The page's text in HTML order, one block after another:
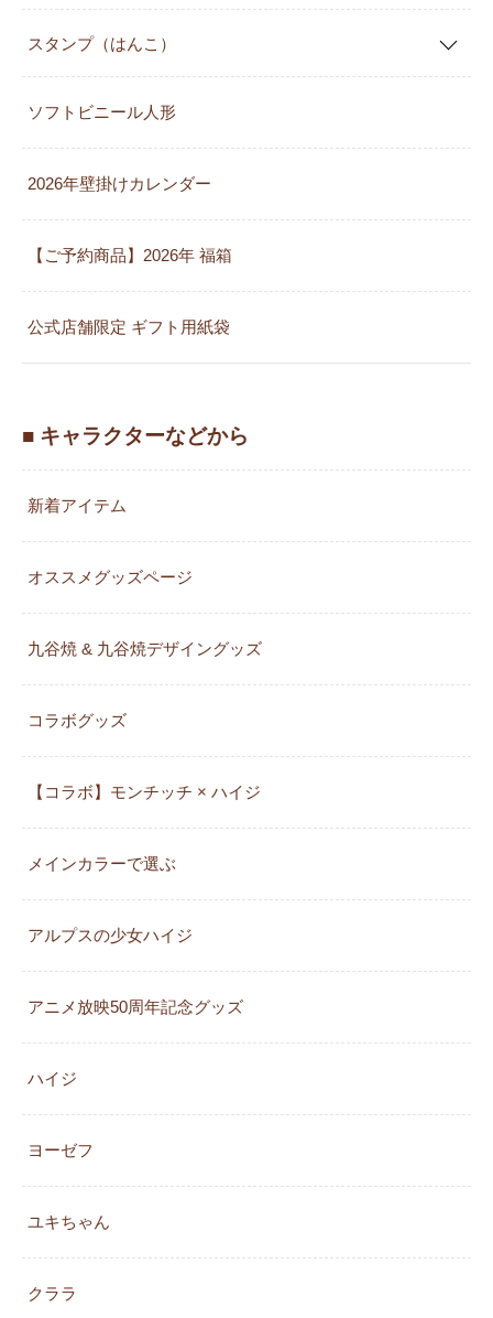
スタンプ（はんこ）
ソフトビニール人形
2026年壁掛けカレンダー
【ご予約商品】2026年 福箱
公式店舗限定 ギフト用紙袋
■ キャラクターなどから
新着アイテム
オススメグッズページ
九谷焼 & 九谷焼デザイングッズ
コラボグッズ
【コラボ】モンチッチ × ハイジ
メインカラーで選ぶ
アルプスの少女ハイジ
アニメ放映50周年記念グッズ
ハイジ
ヨーゼフ
ユキちゃん
クララ